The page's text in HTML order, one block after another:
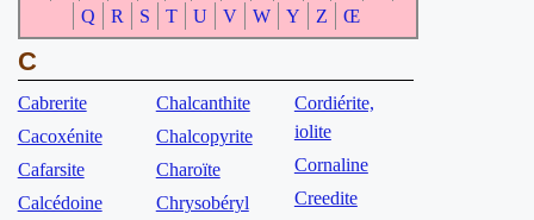
Q
R S T U V W Y Z Œ
C
Cabrerite
Cacoxénite
Cafarsite
Calcédoine
Chalcanthite
Chalcopyrite
Charoïte
Chrysobéryl
Cordiérite,
iolite
Cornaline
Creedite